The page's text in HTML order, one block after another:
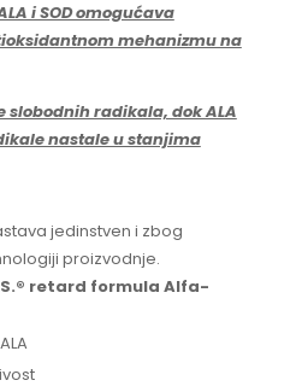
i SOD omogućava
mehanizmu na
slobodnih radikala, dok ALA
nastale u stanjima
jedinstven i zbog
proizvodnje.
retard formula Alfa-